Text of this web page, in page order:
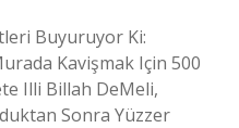
Buyuruyor Ki:
Kavişmak Için 500
Illi Billah DeMeli,
Sonra Yüzzer